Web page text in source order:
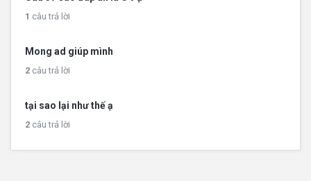
1 câu trả lời
Mong ad giúp mình
2 câu trả lời
tại sao lại như thế ạ
2 câu trả lời